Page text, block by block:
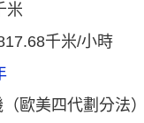
米
千米/小時
歐美四代劃分法）